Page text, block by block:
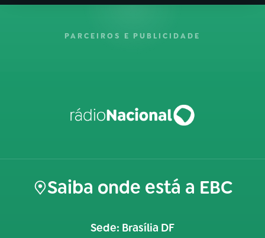
PARCEIROS E PUBLICIDADE
Saiba onde está a EBC
Sede: Brasília DF